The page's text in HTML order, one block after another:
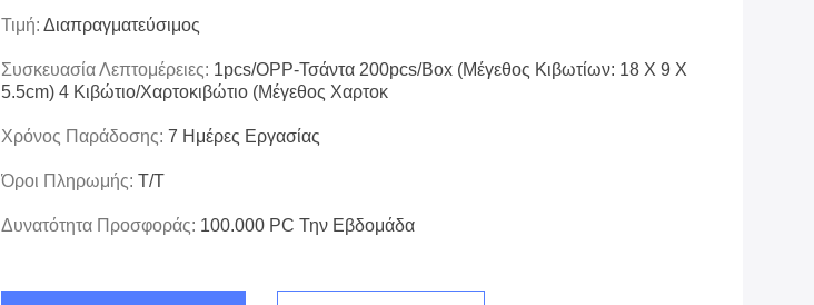
Τιμή: Διαπραγματεύσιμος
Συσκευασία Λεπτομέρειες: 1pcs/OPP-Τσάντα 200pcs/box (μέγεθος Κιβωτίων: 18 X 9 X
5.5cm) 4 Κιβώτιο/χαρτοκιβώτιο (μέγεθος Χαρτοκ
Χρόνος Παράδοσης: 7 Ημέρες Εργασίας
Όροι Πληρωμής: T/T
Δυνατότητα Προσφοράς: 100.000 PC Την Εβδομάδα